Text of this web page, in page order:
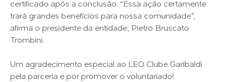
certificado após a conclusão. “Essa ação certamente
trará grandes benefícios para nossa comunidade”,
afirma o presidente da entidade, Pietro Bruscato
Trombini.
Um agradecimento especial ao LEO Clube Garibaldi
pela parceria e por promover o voluntariado!